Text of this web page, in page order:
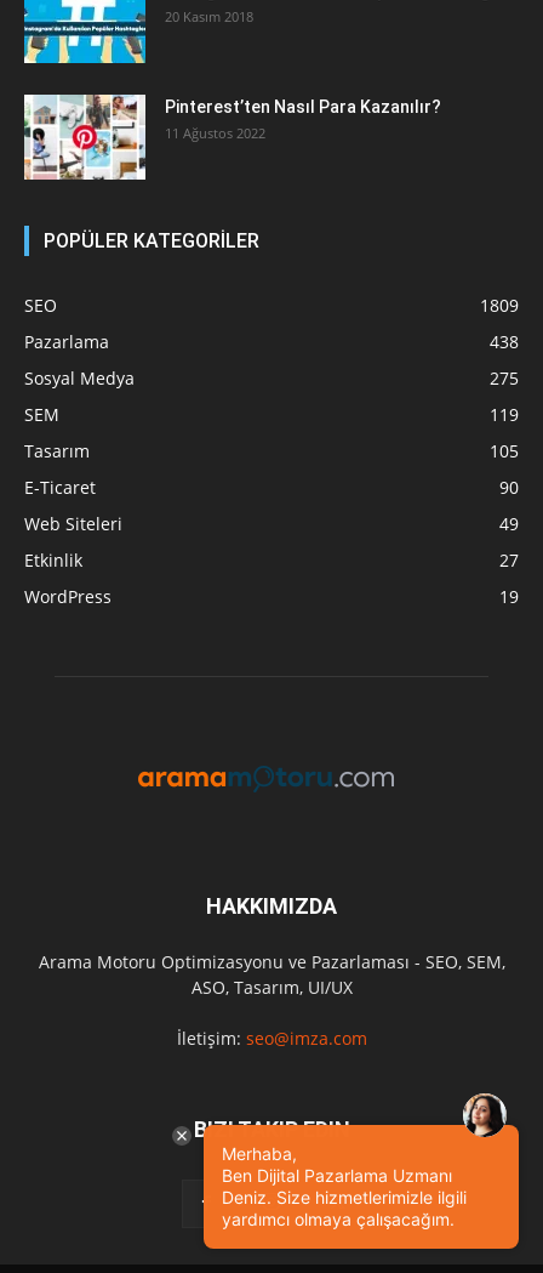
20 Kasım 2018
Pinterest’ten Nasıl Para Kazanılır?
11 Ağustos 2022
POPÜLER KATEGORİLER
SEO
1809
Pazarlama
438
Sosyal Medya
275
SEM
119
Tasarım
105
E-Ticaret
90
Web Siteleri
49
Etkinlik
27
WordPress
19
HAKKIMIZDA
Arama Motoru Optimizasyonu ve Pazarlaması - SEO, SEM,
ASO, Tasarım, UI/UX
İletişim: seo@imza.com
BIZI TAKIP EDIN
Merhaba,
Ben Dijital Pazarlama Uzmanı
Deniz. Size hizmetlerimizle ilgili
yardımcı olmaya çalışacağım.